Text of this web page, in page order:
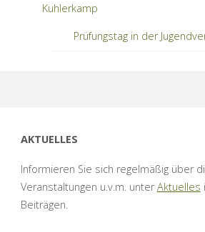
Kuhlerkamp
Prüfungstag in der
AKTUELLES
Informieren Sie sich regelmäßig über
Veranstaltungen u.v.m. unterAktuelles
Beiträgen.